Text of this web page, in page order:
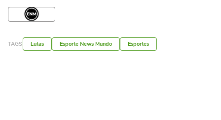
TAGS Lutas Esporte News Mundo Esportes